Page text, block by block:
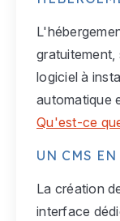
gratuitement,
logiciel à
automatique
Qu'est-ce
UN CMS
La création
interface